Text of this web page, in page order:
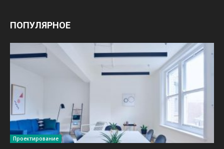
ПОПУЛЯРНОЕ
Проектирование